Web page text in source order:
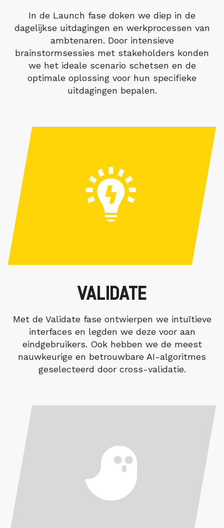
In de Launch fase doken we diep in de
dagelijkse uitdagingen en werkprocessen van
ambtenaren. Door intensieve
brainstormsessies met stakeholders konden
we het ideale scenario schetsen en de
optimale oplossing voor hun specifieke
uitdagingen bepalen.
VALIDATE
Met de Validate fase ontwierpen we intuïtieve
interfaces en legden we deze voor aan
eindgebruikers. Ook hebben we de meest
nauwkeurige en betrouwbare AI-algoritmes
geselecteerd door cross-validatie.